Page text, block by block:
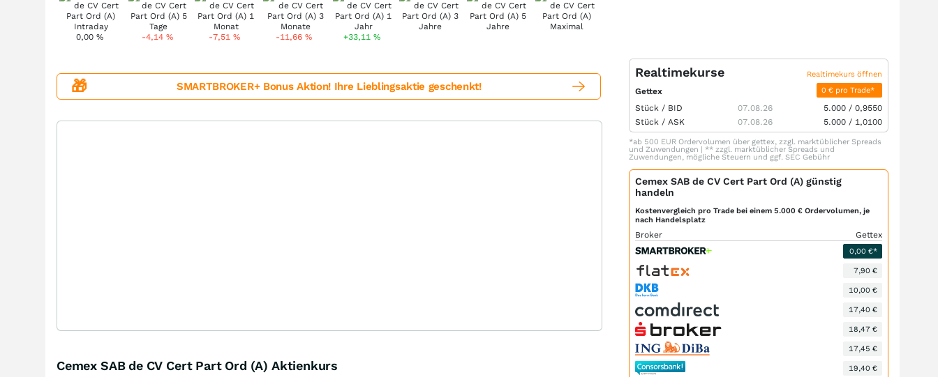
0,00 % -4,14 % -7,51% -11,66% +33,11%
🎁 SMARTBROKER+ Bonus Aktion! Ihre Lieblingsaktie geschenkt!
Cemex SAB de CV Cert Part Ord (A) Aktienkurs
Realtimekurse Realtimekurs öffnen
Gettex 0 € pro Trade*
Stück / BID 07.08.26 5.000 / 0,9550
Stück / ASK 07.08.26 5.000 / 1,0100
*ab 500 EUR Ordervolumen über gettex, zzgl. marktüblicher Spreads
und Zuwendungen | ** zzgl. marktüblicher Spreads und
Zuwendungen, mögliche Steuern und ggf. SEC Gebühr
Cemex SAB de CV Cert Part Ord (A) günstig
handeln
Kostenvergleich pro Trade bei einem 5.000 € Ordervolumen, je
nach Handelsplatz
Broker Gettex
0,00 €*
7,90 €
10,00 €
17,40 €
18,47 €
17,45 €
19,40 €